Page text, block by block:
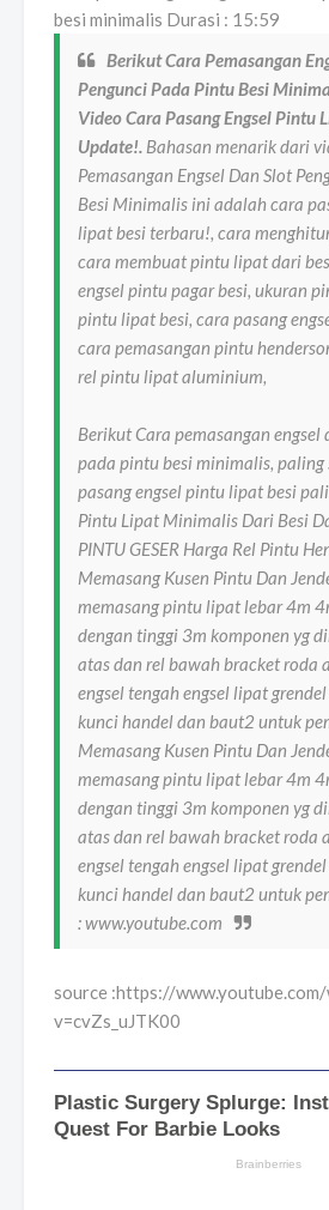
besi minimalis Durasi : 15:59
Berikut Cara Pemasangan
Pengunci Pada Pintu Besi
Video Cara Pasang Engsel Pintu
Update!. Bahasan menarik dari
Pemasangan Engsel Dan Slot
Besi Minimalis ini adalah cara
lipat besi terbaru!, cara
cara membuat pintu lipat dari
engsel pintu pagar besi, ukuran
pintu lipat besi, cara pasang
cara pemasangan pintu
rel pintu lipat aluminium,
Berikut Cara pemasangan
pada pintu besi minimalis, paling
pasang engsel pintu lipat besi
Pintu Lipat Minimalis Dari Besi
PINTU GESER Harga Rel Pintu
Memasang Kusen Pintu Dan
memasang pintu lipat lebar 4m
dengan tinggi 3m komponen yg
atas dan rel bawah bracket roda
engsel tengah engsel lipat
kunci handel dan baut2 untuk
Memasang Kusen Pintu Dan
memasang pintu lipat lebar 4m
dengan tinggi 3m komponen yg
atas dan rel bawah bracket roda
engsel tengah engsel lipat
kunci handel dan baut2 untuk
: www.youtube.com
source :https://
v=cvZs_uJTK00